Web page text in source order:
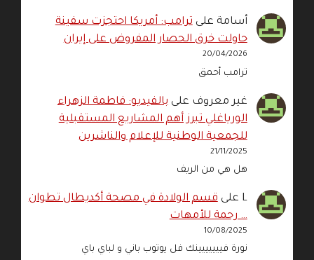
أسامة علىترامب: أمريكا احتجزت سفينة
حاولت خرق الحصار المفروض على إيران
20/04/2026
ترامب أحمق
غير معروف علىبالفيديو: فاطمة الزهراء
الورياغلي تبرز أهم المشاريع المستقبلية
للجمعية الوطنية للإعلام والناشرين
21/11/2025
هل هي من الريف
L علىقسم الولادة في مصحة أكديطال تطوان
… رحمة للأمهات
10/08/2025
نورة فييييييينك فل يوتوب باني و لباي باي